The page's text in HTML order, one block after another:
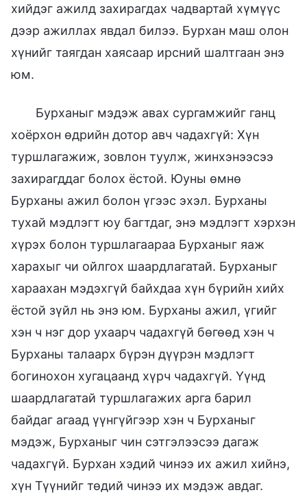
хийдэг ажилд захирагдах чадвартай хүмүүс
дээр ажиллах явдал билээ. Бурхан маш олон
хүнийг таягдан хаясаар ирсний шалтгаан энэ
юм.
Бурханыг мэдэж авах сургамжийг ганц
хоёрхон өдрийн дотор авч чадахгүй: Хүн
туршлагажиж, зовлон туулж, жинхэнээсээ
захирагддаг болох ёстой. Юуны өмнө
Бурханы ажил болон үгээс эхэл. Бурханы
тухай мэдлэгт юу багтдаг, энэ мэдлэгт хэрхэн
хүрэх болон туршлагаараа Бурханыг яаж
харахыг чи ойлгох шаардлагатай. Бурханыг
хараахан мэдэхгүй байхдаа хүн бүрийн хийх
ёстой зүйл нь энэ юм. Бурханы ажил, үгийг
хэн ч нэг дор ухаарч чадахгүй бөгөөд хэн ч
Бурханы талаарх бүрэн дүүрэн мэдлэгт
богинохон хугацаанд хүрч чадахгүй. Үүнд
шаардлагатай туршлагажих арга барил
байдаг агаад үүнгүйгээр хэн ч Бурханыг
мэдэж, Бурханыг чин сэтгэлээсээ дагаж
чадахгүй. Бурхан хэдий чинээ их ажил хийнэ,
хүн Түүнийг төдий чинээ их мэдэж авдаг.